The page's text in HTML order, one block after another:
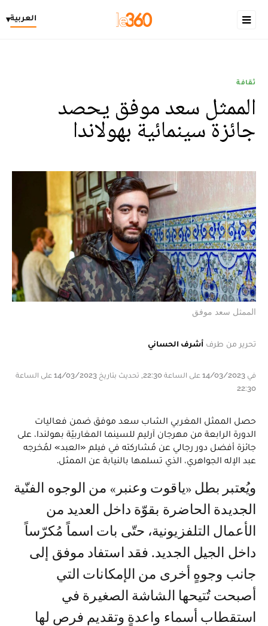
العربية▾
ثقافة
الممثل سعد موفق يحصد
جائزة سينمائية بهولاندا
الممثل سعد موفق
تحرير من طرف أشرف الحساني
في 14/03/2023 على الساعة 22:30, تحديث بتاريخ 14/03/2023 على الساعة
22:30
حصل الممثل المغربي الشاب سعد موفق ضمن فعاليات
الدورة الرابعة من مهرجان آرليم للسينما المغاربيّة بهولندا، على
جائزة أفضل دور رجالي عن مُشاركته في فيلم «العبد» لمُخرجه
عبد الإله الجواهري، الذي تسلمها بالنيابة عن الممثل.
ويُعتبر بطل «ياقوت وعنبر» من الوجوه الفنّية
الجديدة الحاضرة بقوّة داخل العديد من
الأعمال التلفزيونية، حتّى بات اسماً مُكرّساً
داخل الجيل الجديد. فقد استفاد موفق إلى
جانب وجوهٍ أخرى من الإمكانات التي
أصبحت تُتيحها الشاشة الصغيرة في
استقطاب أسماء واعدةٍ وتقديم فرصٍ لها